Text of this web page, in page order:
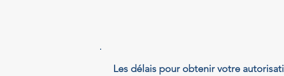
Les délais pour obtenir votre